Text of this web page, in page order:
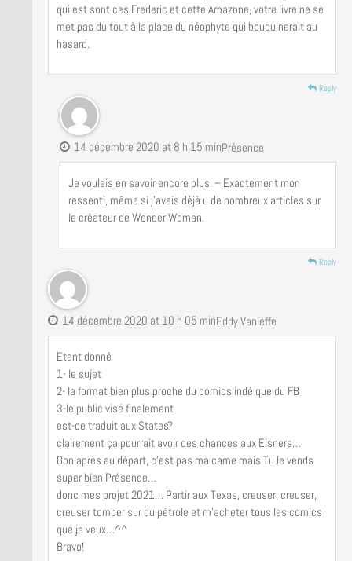
qui est sont ces Frederic et cette Amazone, votre livre ne se
met pas du tout à la place du néophyte qui bouquinerait au
hasard.
Reply
Présence
14 décembre 2020 at 8 h 15 min
Je voulais en savoir encore plus. – Exactement mon
ressenti, même si j’avais déjà u de nombreux articles sur
le créateur de Wonder Woman.
Reply
Eddy Vanleffe
14 décembre 2020 at 10 h 05 min
Etant donné
1- le sujet
2- la format bien plus proche du comics indé que du FB
3-le public visé finalement
est-ce traduit aux States?
clairement ça pourrait avoir des chances aux Eisners…
Bon après au départ, c’est pas ma came mais Tu le vends
super bien Présence…
donc mes projet 2021… Partir aux Texas, creuser, creuser,
creuser tomber sur du pétrole et m’acheter tous les comics
que je veux…^^
Bravo!